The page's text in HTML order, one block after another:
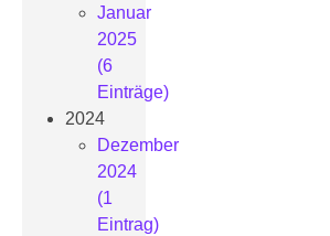
Januar
2025
(6
Einträge)
2024
Dezember
2024
(1
Eintrag)